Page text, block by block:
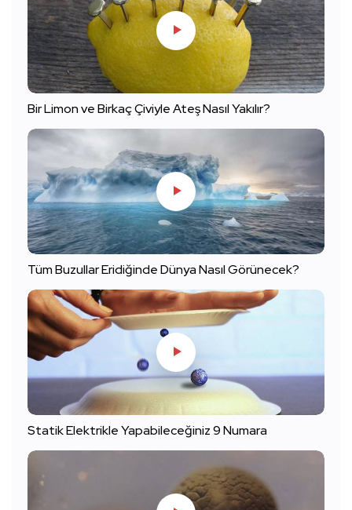
Bir Limon ve Birkaç Çiviyle Ateş Nasıl Yakılır?
Tüm Buzullar Eridiğinde Dünya Nasıl Görünecek?
Statik Elektrikle Yapabileceğiniz 9 Numara